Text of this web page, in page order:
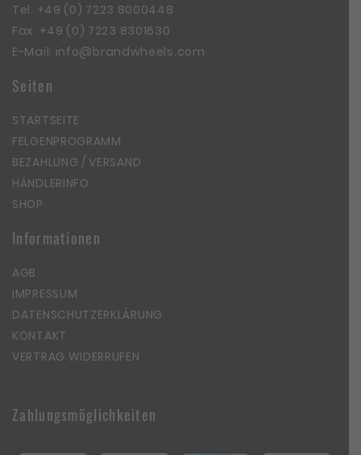
Tel: +49 (0) 7223 8000448
Fax: +49 (0) 7223 8301630
E-Mail: info@brandwheels.com
Seiten
STARTSEITE
FELGENPROGRAMM
BEZAHLUNG / VERSAND
HÄNDLERINFO
SHOP
Informationen
AGB
IMPRESSUM
DATENSCHUTZERKLÄRUNG
KONTAKT
VERTRAG WIDERRUFEN
Zahlungsmöglichkeiten